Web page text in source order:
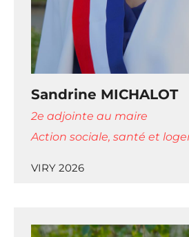
Sandrine MICHALOT
2e adjointe au maire
Action sociale, santé et
VIRY 2026